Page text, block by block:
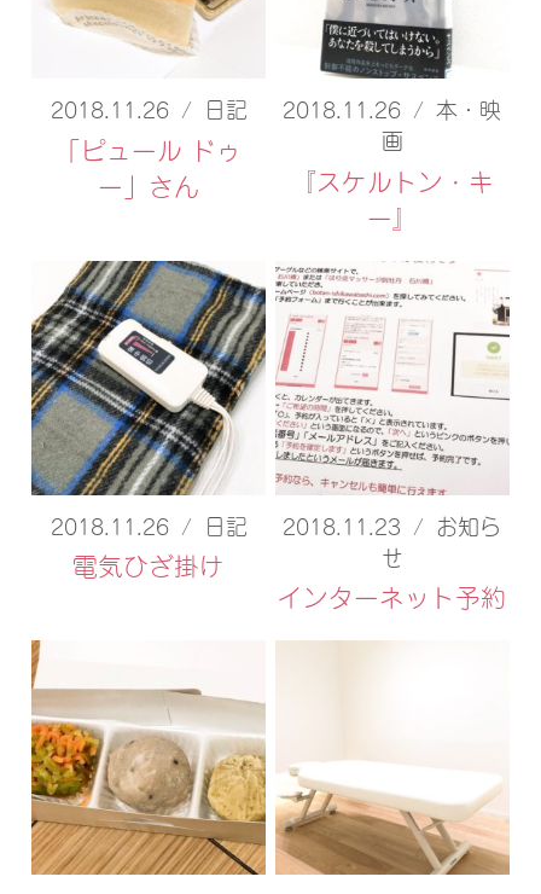
2018.11.26 / 日記
「ピュール ドゥ
ー」さん
2018.11.26 / 本・映
画
『スケルトン・キ
ー』
2018.11.26 / 日記
電気ひざ掛け
2018.11.23 / お知ら
せ
インターネット予約